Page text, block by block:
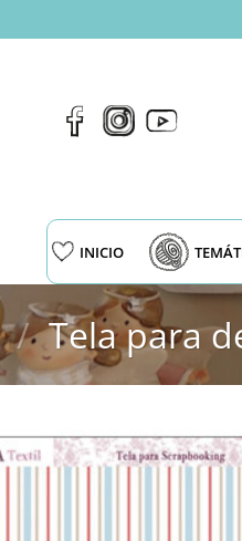
INICIO
/ Tela para